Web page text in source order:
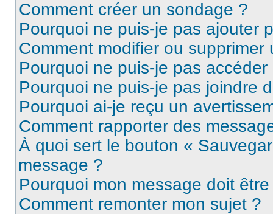
Comment créer un sondage ?
Pourquoi ne puis-je pas ajouter
Comment modifier ou supprimer
Pourquoi ne puis-je pas
Pourquoi ne puis-je pas joindre
Pourquoi ai-je reçu un
Comment rapporter des
À quoi sert le bouton «
message ?
Pourquoi mon message doit
Comment remonter mon sujet ?